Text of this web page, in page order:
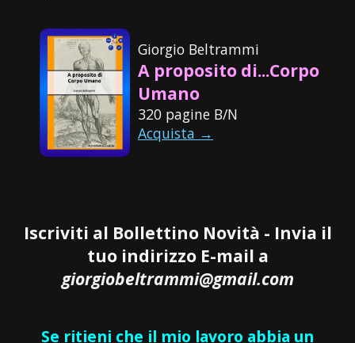
Giorgio Beltrammi
A proposito di...Corpo
Umano
320 pagine B/N
Acquista →
Iscriviti al Bollettino Novità - Invia il
tuo indirizzo E-mail a
giorgiobeltrammi@gmail.com
Se ritieni che il mio lavoro abbia un